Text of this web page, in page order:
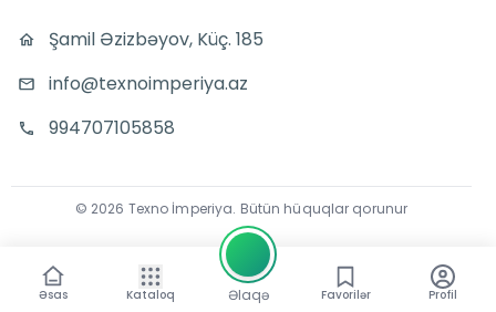
Əsas Kataloq Əlaqə Favorilər Profil
Şamil Əzizbəyov, Küç. 185
info@texnoimperiya.az
994707105858
© 2026 Texno İmperiya. Bütün hüquqlar qorunur